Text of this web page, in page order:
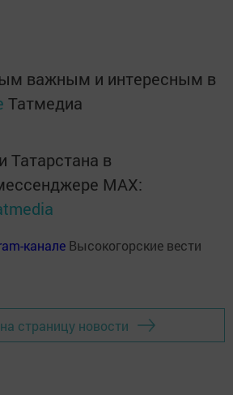
важным и интересным в
Татмедиа
Татарстана в
MАХ:
канале Высокогорские вести
страницу новости